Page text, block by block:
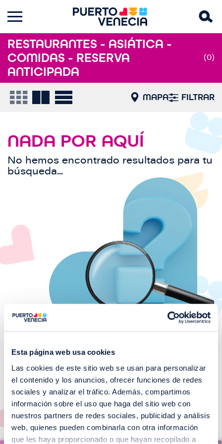
Esta página web usa cookies
Las cookies de este sitio web se usan para personalizar
el contenido y los anuncios, ofrecer funciones de redes
sociales y analizar el tráfico. Además, compartimos
información sobre el uso que haga del sitio web con
nuestros partners de redes sociales, publicidad y análisis
web, quienes pueden combinarla con otra información
que les haya proporcionado o que hayan recopilado a
RESTAURANTES - ASIÁTICA -
COMIDAS - RESERVA
ANTICIPADA
(0)
MAPA FILTRAR
NADA POR AQUÍ
No hemos encontrado resultados para tu
búsqueda...
¡No te pierdas nuestros
EVENTOS!
Ver todos >